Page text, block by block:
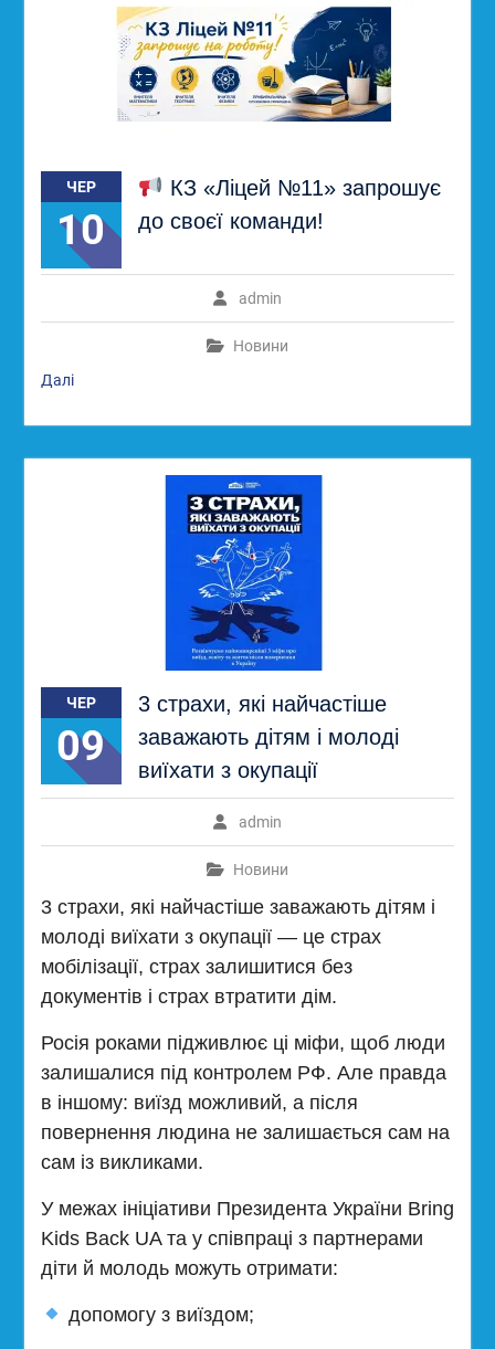
ЧЕР
10
КЗ «Ліцей №11» запрошує
до своєї команди!
admin
Новини
Далі
ЧЕР
09
3 страхи, які найчастіше
заважають дітям і молоді
виїхати з окупації
admin
Новини
3 страхи, які найчастіше заважають дітям і
молоді виїхати з окупації — це страх
мобілізації, страх залишитися без
документів і страх втратити дім.
Росія роками підживлює ці міфи, щоб люди
залишалися під контролем РФ. Але правда
в іншому: виїзд можливий, а після
повернення людина не залишається сам на
сам із викликами.
У межах ініціативи Президента України Bring
Kids Back UA та у співпраці з партнерами
діти й молодь можуть отримати:
допомогу з виїздом;